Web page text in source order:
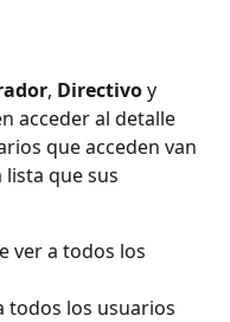
, Directivo y
acceder al detalle
que acceden van
que sus
ver a todos los
todos los usuarios